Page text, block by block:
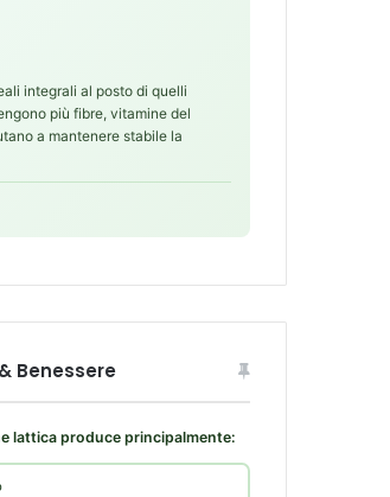
integrali al posto di quelli
più fibre, vitamine del
a mantenere stabile la
Benessere
lattica produce principalmente: